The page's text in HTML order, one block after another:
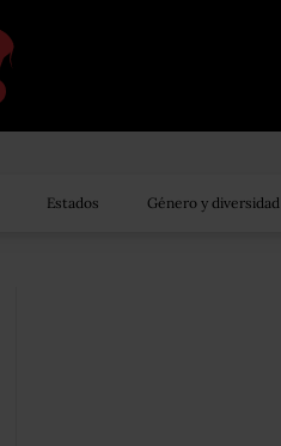
Estados Género y diversidad